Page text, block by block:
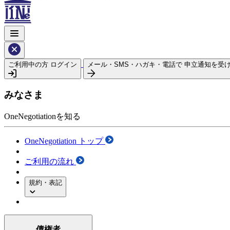
ご利用中の方 ログイン メール・SMS・ハガキ・電話で 申立通知を受
みなさま
OneNegotiationを知る
OneNegotiation トップ
ご利用の流れ
規約・表記